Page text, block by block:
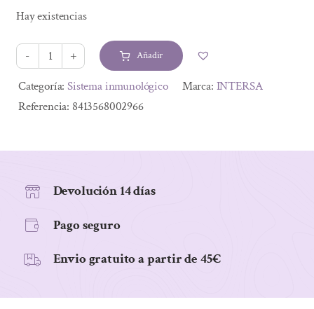
era:
26,30 €.
es:
23,14 €.
Hay existencias
PERILLA
120
PERLAS
Añadir
Alternative:
Categoría:Sistema inmunológico Marca: INTERSA
Referencia: 8413568002966
Devolución 14 días
Pago seguro
Envio gratuito a partir de 45€